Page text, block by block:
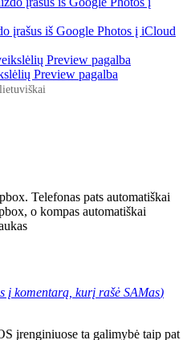
įrašus iš Google Photos į iCloud
Preview pagalba
Telefonas pats automatiškai
o kompas automatiškai
į komentarą, kurį rašė SAMas)
įrenginiuose ta galimybė taip pat